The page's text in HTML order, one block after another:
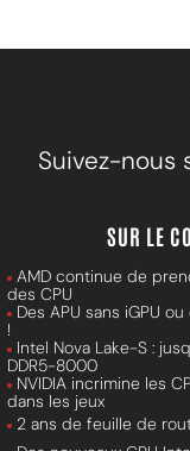
Suivez-nous
SUR LE
AMD continue de
des CPU
Des APU sans iGPU
!
Intel Nova Lake-S :
DDR5-8000
NVIDIA incrimine les
dans les jeux
2 ans de feuille de